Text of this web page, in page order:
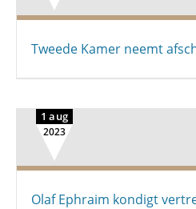
Tweede Kamer neemt
1 aug
2023
Olaf Ephraim kondigt